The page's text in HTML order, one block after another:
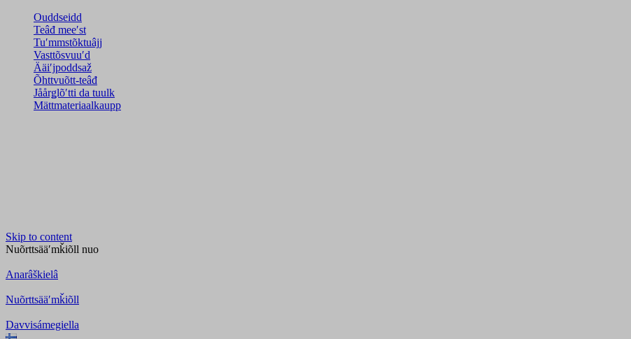
Ouddseidd
Teâđ meeʹst
Tuʹmmstõktuâjj
Vasttõsvuuʹd
Ääiʹjpoddsaž
Õhttvuõtt-teâđ
Jåårǥlõʹtti da tuulk
Mättmateriaalkaupp
Skip to content
Nuõrttsääʹmǩiõll nuo
Anarâškielâ
Nuõrttsääʹmǩiõll
Davvisámegiella